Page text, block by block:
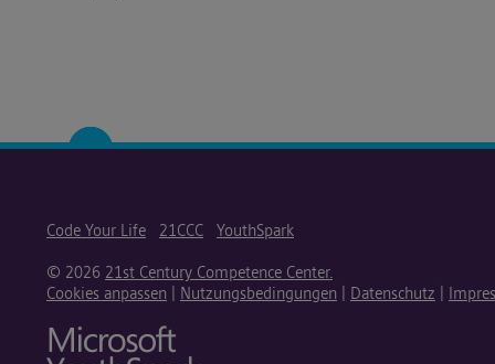
Code Your Life 21CCC YouthSpark
© 2026 21st Century Competence Center.
Cookies anpassen
Nutzungsbedingungen Datenschutz